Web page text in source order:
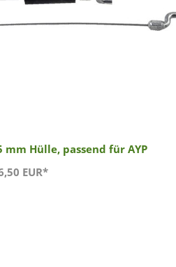
mm Hülle, passend für AYP
EUR*